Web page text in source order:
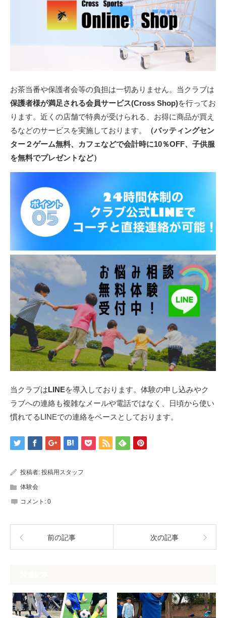
お茶当番や保護者会等の負担は一切ありません。当クラブは
保護者様が満足される会員サービス(Cross Shop)を行ってお
ります。近くの店舗で特典が受けられる、お得に商品が買え
るなどのサービスを実施しております。
（バッティングセン
ター２ゲーム無料、カフェなどで会計時に10％OFF、子供服
を無料でプレゼントなど）
当クラブはLINEを導入しております。体験の申し込みやク
ラブへの連絡も複雑なメールや電話ではなく、日頃から使い
慣れてるLINEでの連絡をベースとしております。
投稿者: 投稿用スタッフ
体験会
コメント: 0
前の記事 次の記事